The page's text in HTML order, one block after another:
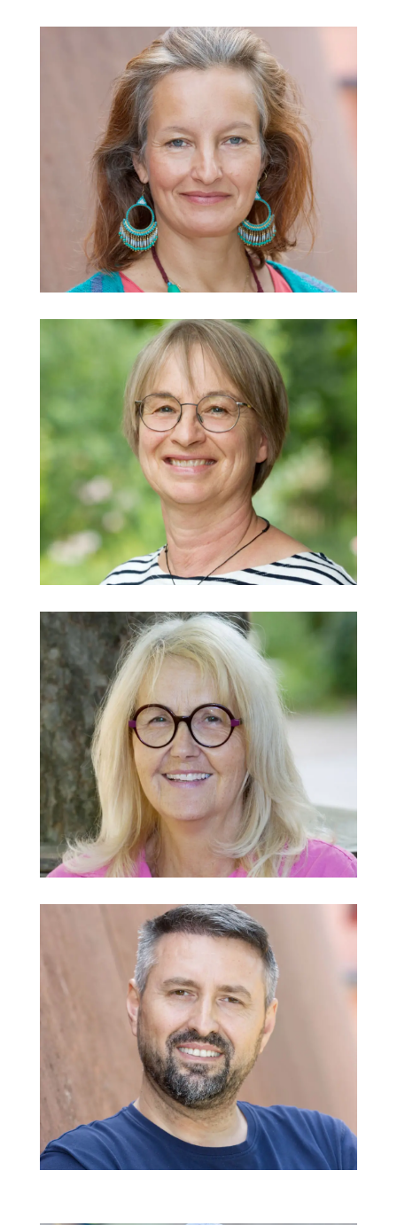
Marion Hemmers
Brigitte Hiller-Zenker
Kindergarten Hammerschmiede
Michaela Hofmann
Kindergarten Hammerschmiede
@
Hausmeister
@